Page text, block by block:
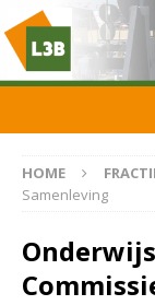
HOME
Samenleving